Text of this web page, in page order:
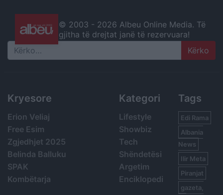
© 2003 - 2026 Albeu Online Media. Të
gjitha të drejtat janë të rezervuara!
Search
Kryesore
Erion Veliaj
Free Esim
Zgjedhjet 2025
Belinda Balluku
SPAK
Kombëtarja
Kategori
Lifestyle
Showbiz
Tech
Shëndetësi
Argetim
Enciklopedi
Tags
Edi Rama
Albania
News
Ilir Meta
Piranjat
gazeta,